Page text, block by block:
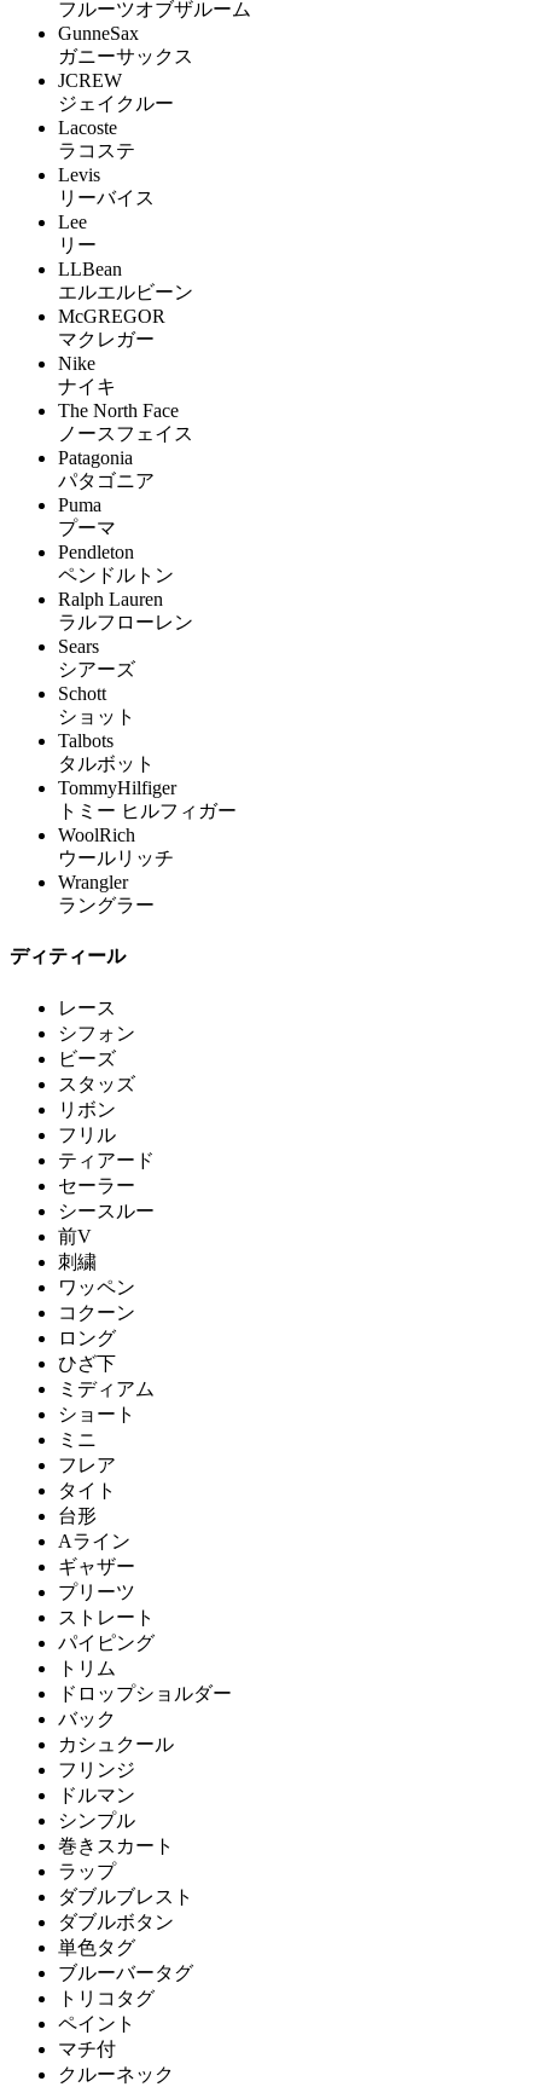
フルーツオブザルーム
GunneSax
ガニーサックス
JCREW
ジェイクルー
Lacoste
ラコステ
Levis
リーバイス
Lee
リー
LLBean
エルエルビーン
McGREGOR
マクレガー
Nike
ナイキ
The North Face
ノースフェイス
Patagonia
パタゴニア
Puma
プーマ
Pendleton
ペンドルトン
Ralph Lauren
ラルフローレン
Sears
シアーズ
Schott
ショット
Talbots
タルボット
TommyHilfiger
トミー ヒルフィガー
WoolRich
ウールリッチ
Wrangler
ラングラー
ディティール
レース
シフォン
ビーズ
スタッズ
リボン
フリル
ティアード
セーラー
シースルー
前V
刺繍
ワッペン
コクーン
ロング
ひざ下
ミディアム
ショート
ミニ
フレア
タイト
台形
Aライン
ギャザー
プリーツ
ストレート
パイピング
トリム
ドロップショルダー
バック
カシュクール
フリンジ
ドルマン
シンプル
巻きスカート
ラップ
ダブルブレスト
ダブルボタン
単色タグ
ブルーバータグ
トリコタグ
ペイント
マチ付
クルーネック